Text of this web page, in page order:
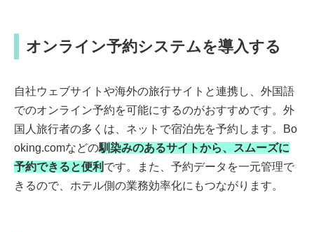
オンライン予約システムを導入する
自社ウェブサイトや海外の旅行サイトと連携し、外国語
でのオンライン予約を可能にするのがおすすめです。外
国人旅行者の多くは、ネットで宿泊先を予約します。Bo
oking.comなどの馴染みのあるサイトから、スムーズに
予約できると便利 です。また、予約データを一元管理で
きるので、ホテル側の業務効率化にもつながります。